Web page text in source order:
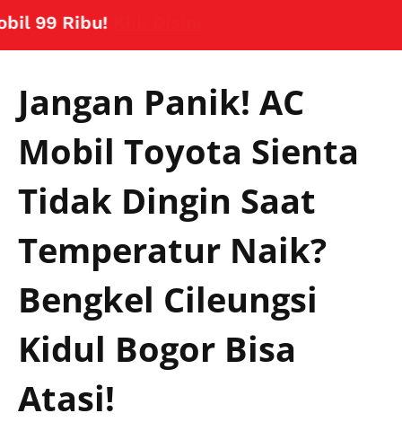
Ribu!Klik Disini
Jangan Panik! AC
Mobil Toyota Sienta
Tidak Dingin Saat
Temperatur Naik?
Bengkel Cileungsi
Kidul Bogor Bisa
Atasi!